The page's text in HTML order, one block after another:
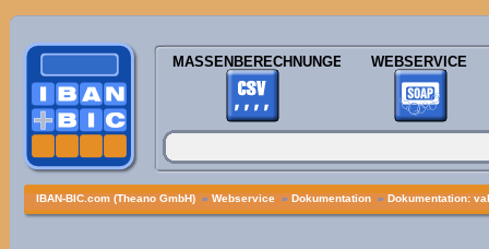
MASSENBERECHNUNGEN WEBSERVICE
IBAN-BIC.com (Theano GmbH) » Webservice » Dokumentation » Dokumentation: